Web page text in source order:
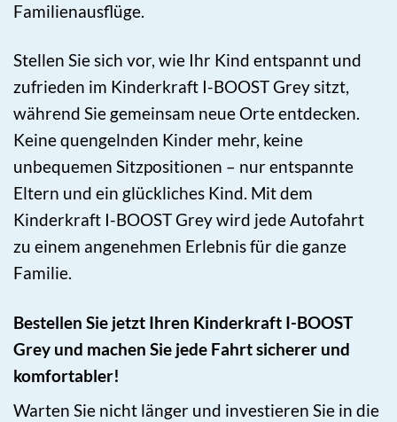
Familienausflüge.
Stellen Sie sich vor, wie Ihr Kind entspannt und
zufrieden im Kinderkraft I-BOOST Grey sitzt,
während Sie gemeinsam neue Orte entdecken.
Keine quengelnden Kinder mehr, keine
unbequemen Sitzpositionen – nur entspannte
Eltern und ein glückliches Kind. Mit dem
Kinderkraft I-BOOST Grey wird jede Autofahrt
zu einem angenehmen Erlebnis für die ganze
Familie.
Bestellen Sie jetzt Ihren Kinderkraft I-BOOST
Grey und machen Sie jede Fahrt sicherer und
komfortabler!
Warten Sie nicht länger und investieren Sie in die